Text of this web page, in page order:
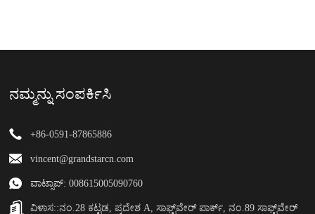
ನಮ್ಮನ್ನು ಸಂಪರ್ಕಿಸಿ
+86-0591-87865886
vincent@grandstarcn.com
ವಾಟ್ಸಾಪ್: 008615005090760
ವಿಳಾಸ::ನಂ.28 ಕಟ್ಟಡ, ಪ್ರದೇಶ A, ಸಾಫ್ಟ್‌ವೇರ್ ಪಾರ್ಕ್, ನಂ.89 ಸಾಫ್ಟ್‌ವೇರ್